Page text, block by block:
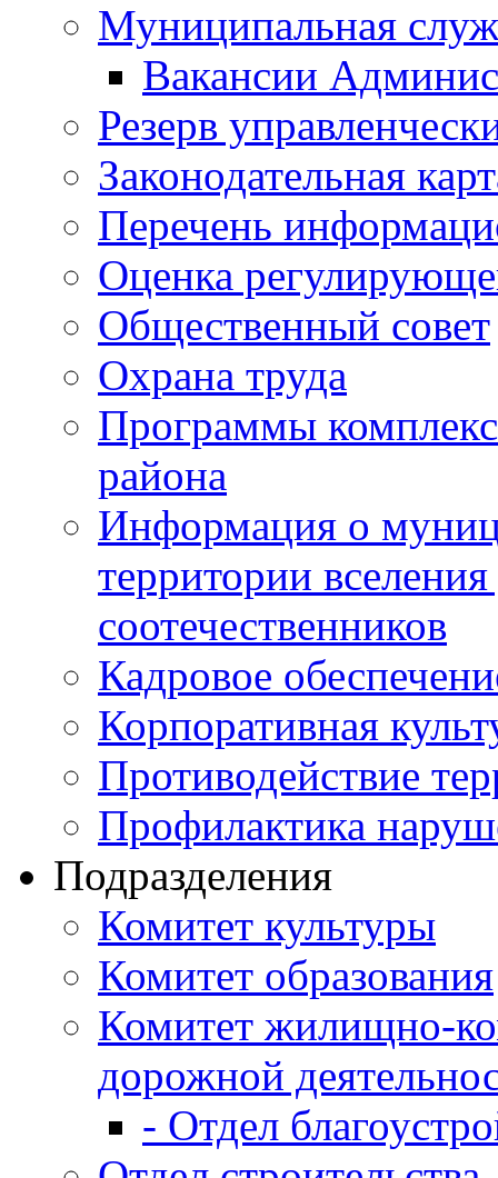
Муниципальная
Вакансии
Резерв
Законодательная
Перечень
Оценка
Общественный совет
Охрана труда
Программы
района
Информация о
территории
соотечественников
Кадровое
Корпоративная
Противодействие
Профилактика
Подразделения
Комитет культуры
Комитет образования
Комитет жилищно-
дорожной
- Отдел